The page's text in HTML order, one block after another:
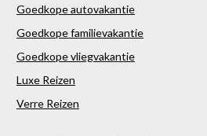
Goedkope autovakantie
Goedkope familievakantie
Goedkope vliegvakantie
Luxe Reizen
Verre Reizen